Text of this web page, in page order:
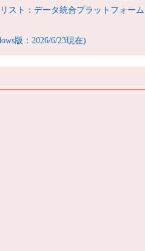
スト：データ統合プラットフォーム
版：2026/6/23現在)